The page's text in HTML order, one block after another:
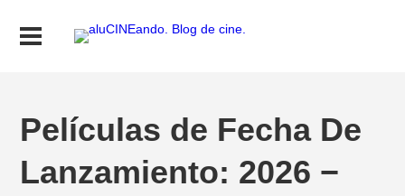
Películas de Fecha De
Lanzamiento: 2026 −